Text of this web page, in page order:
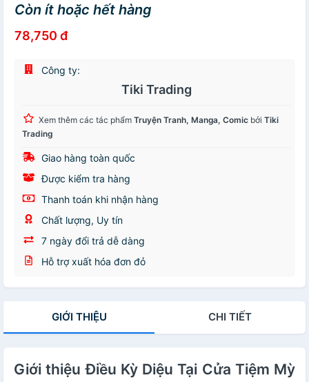
Còn ít hoặc hết hàng
78,750 đ
Công ty:
Tiki Trading
Xem thêm các tác phẩm Truyện Tranh, Manga, Comic bởi Tiki
Trading
Giao hàng toàn quốc
Được kiểm tra hàng
Thanh toán khi nhận hàng
Chất lượng, Uy tín
7 ngày đổi trả dễ dàng
Hỗ trợ xuất hóa đơn đỏ
GIỚI THIỆU CHI TIẾT
Giới thiệu Điều Kỳ Diệu Tại Cửa Tiệm Mỳ